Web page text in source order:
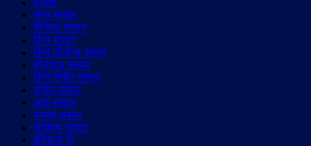
सैन्य संसार
मीडिया संसार
सिने संसार
सिने लीजेन्ड संसार
हॉलीवुड़ संसार
सिने संगीत संसार
संगीत संसार
आर्य समाज
रंगमंच संसार
साहित्य संसार
इतिहास से